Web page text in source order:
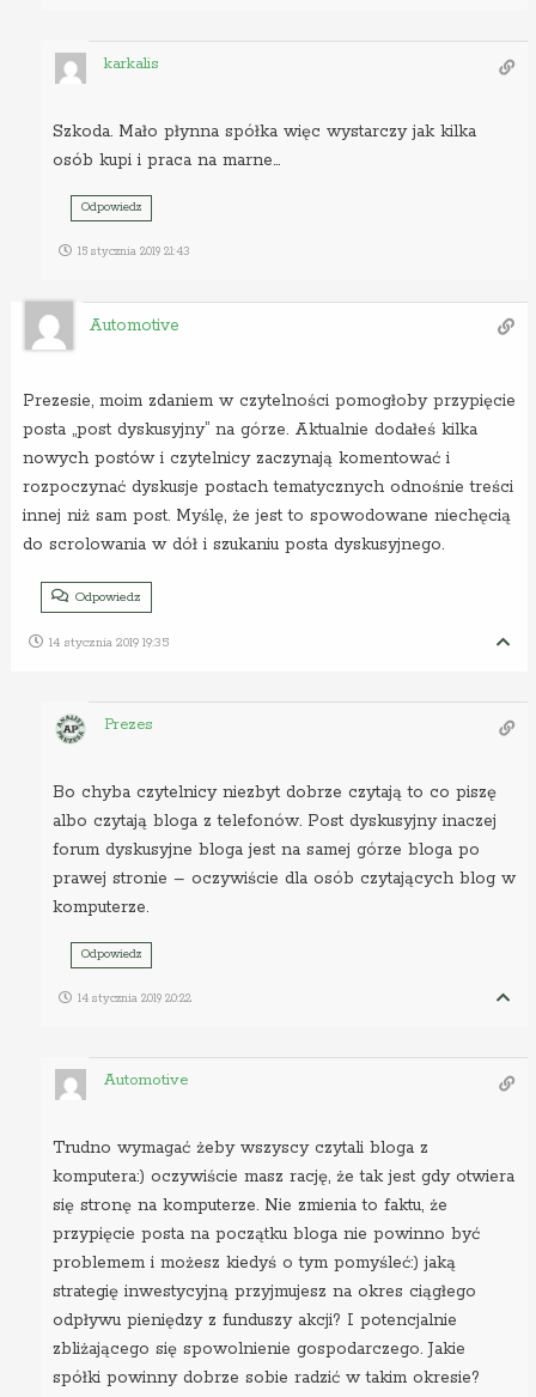
karkalis
Szkoda. Mało płynna spółka więc wystarczy jak kilka
osób kupi i praca na marne…
Odpowiedz
15 stycznia 2019 21:43
Automotive
Prezesie, moim zdaniem w czytelności pomogłoby przypięcie
posta „post dyskusyjny” na górze. Aktualnie dodałeś kilka
nowych postów i czytelnicy zaczynają komentować i
rozpoczynać dyskusje postach tematycznych odnośnie treści
innej niż sam post. Myślę, że jest to spowodowane niechęcią
do scrolowania w dół i szukaniu posta dyskusyjnego.
Odpowiedz
14 stycznia 2019 19:35
Prezes
Bo chyba czytelnicy niezbyt dobrze czytają to co piszę
albo czytają bloga z telefonów. Post dyskusyjny inaczej
forum dyskusyjne bloga jest na samej górze bloga po
prawej stronie – oczywiście dla osób czytających blog w
komputerze.
Odpowiedz
14 stycznia 2019 20:22
Automotive
Trudno wymagać żeby wszyscy czytali bloga z
komputera:) oczywiście masz rację, że tak jest gdy otwiera
się stronę na komputerze. Nie zmienia to faktu, że
przypięcie posta na początku bloga nie powinno być
problemem i możesz kiedyś o tym pomyśleć:) jaką
strategię inwestycyjną przyjmujesz na okres ciągłego
odpływu pieniędzy z funduszy akcji? I potencjalnie
zbliżającego się spowolnienie gospodarczego. Jakie
spółki powinny dobrze sobie radzić w takim okresie?